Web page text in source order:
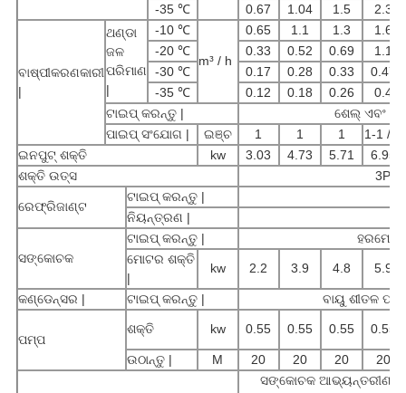
-35 ℃
0.67 1.04 1.5 2.3
ବାଷ୍ପୀକରଣକାରୀ
|
ଥଣ୍ଡା
ଜଳ
ପରିମାଣ
|
-10 ℃
m³ / h
0.65 1.1 1.3
1.6
-20 ℃
0.33 0.52 0.69
1.1
-30 ℃
0.17 0.28 0.33
0.47
-35 ℃
0.12 0.18 0.26
0.4
ଟାଇପ୍ କରନ୍ତୁ |
ଶେଲ୍ ଏବଂ
ପାଇପ୍ ସଂଯୋଗ |
ଇଞ୍ଚ 1 1 1
1-1 / 2
ଇନପୁଟ୍ ଶକ୍ତି
kw 3.03 4.73 5.71
6.95
ଶକ୍ତି ଉତ୍ସ
3PH
ରେଫ୍ରିଜାଣ୍ଟ
ଟାଇପ୍ କରନ୍ତୁ |
ନିୟନ୍ତ୍ରଣ |
ସଙ୍କୋଚକ
ଟାଇପ୍ କରନ୍ତୁ |
ମୋଟର ଶକ୍ତି
|
kw 2.2 3.9 4.8 5.9
କଣ୍ଡେନ୍ସର | ଟାଇପ୍ କରନ୍ତୁ | ବାୟୁ ଶୀତଳ
ପମ୍ପ
ଶକ୍ତି kw 0.55 0.55 0.55 0.55
ଉଠାନ୍ତୁ | M 20 20 20
20
ସଙ୍କୋଚକ ଆଭ୍ୟନ୍ତରୀଣ